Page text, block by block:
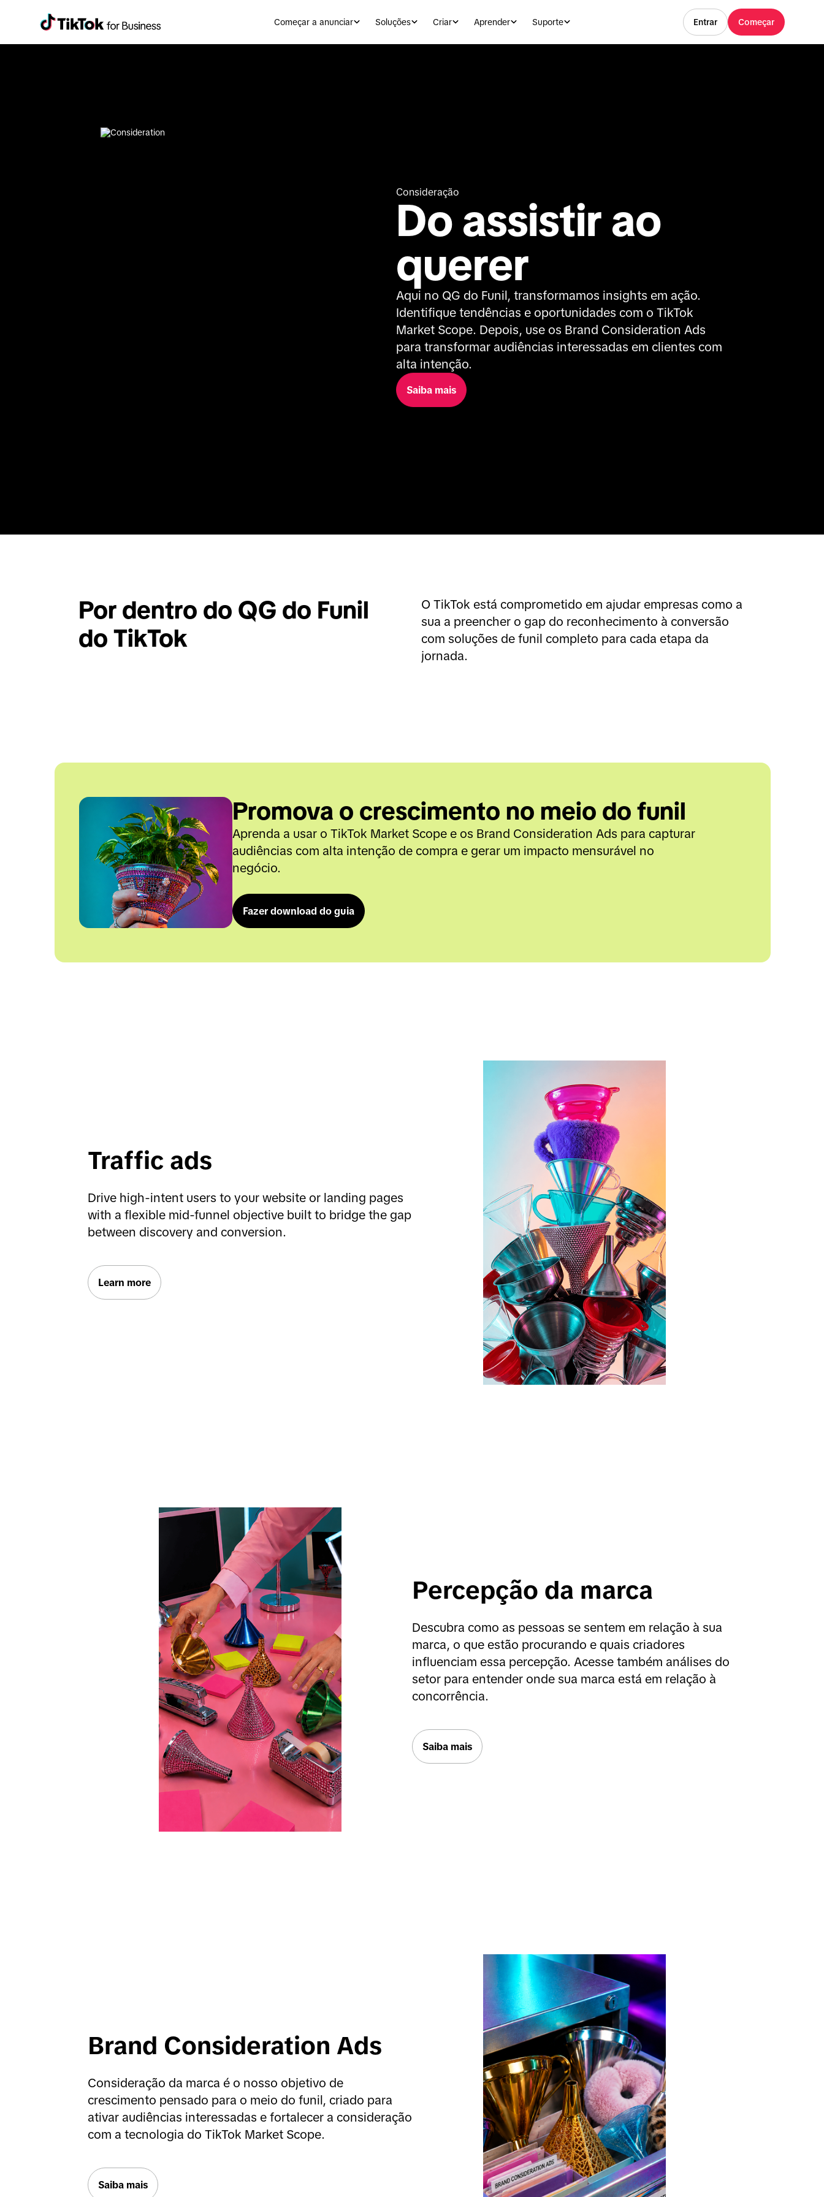
Começar a anunciar Soluções Criar Aprender Suporte Entrar Começar
Consideração
Do assistir ao
querer
Aqui no QG do Funil, transformamos insights em ação.
Identifique tendências e oportunidades com o TikTok
Market Scope. Depois, use os Brand Consideration Ads
para transformar audiências interessadas em clientes com
alta intenção.
Saiba mais
Por dentro do QG do Funil
do TikTok
O TikTok está comprometido em ajudar empresas como a
sua a preencher o gap do reconhecimento à conversão
com soluções de funil completo para cada etapa da
jornada.
Promova o crescimento no meio do funil
Aprenda a usar o TikTok Market Scope e os Brand Consideration Ads para capturar
audiências com alta intenção de compra e gerar um impacto mensurável no
negócio.
Fazer download do guia
Traffic ads
Drive high-intent users to your website or landing pages
with a flexible mid-funnel objective built to bridge the gap
between discovery and conversion.
Learn more
Percepção da marca
Descubra como as pessoas se sentem em relação à sua
marca, o que estão procurando e quais criadores
influenciam essa percepção. Acesse também análises do
setor para entender onde sua marca está em relação à
concorrência.
Saiba mais
Brand Consideration Ads
Consideração da marca é o nosso objetivo de
crescimento pensado para o meio do funil, criado para
ativar audiências interessadas e fortalecer a consideração
com a tecnologia do TikTok Market Scope.
Saiba mais